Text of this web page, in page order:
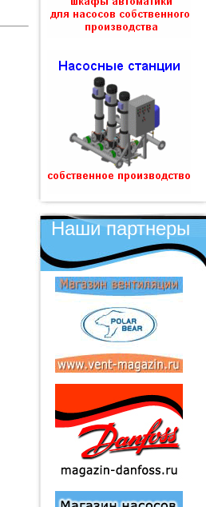
Наши партнеры